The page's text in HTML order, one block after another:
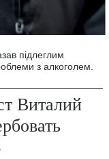
підлеглим
з алкоголем.
Виталий